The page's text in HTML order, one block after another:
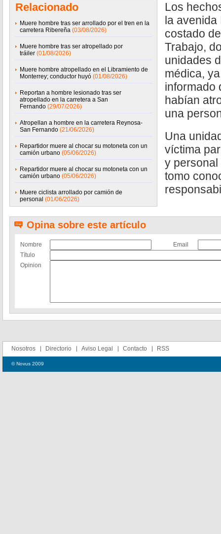
Relacionado
Muere hombre tras ser arrollado por el tren en la
carretera Ribereña (03/08/2026)
Muere hombre tras ser atropellado por
tráiler (01/08/2026)
Muere hombre atropellado en el Libramiento de
Monterrey; conductor huyó (01/08/2026)
Reportan a hombre lesionado tras ser
atropellado en la carretera a San
Fernando (29/07/2026)
Atropellan a hombre en la carretera Reynosa-
San Fernando (21/06/2026)
Repartidor muere al chocar su motoneta con un
camión urbano (05/06/2026)
Repartidor muere al chocar su motoneta con un
camión urbano (05/06/2026)
Muere ciclista arrollado por camión de
personal (01/06/2026)
Los
la avenida
costado
Trabajo,
unidades
médica,
informado
habían
una
Una
víctima
y personal
tomo
Opina sobre este artículo
Nombre
Email
Título
Opinion
Nosotros Directorio Aviso Legal Contacto RSS
© Novus 2009